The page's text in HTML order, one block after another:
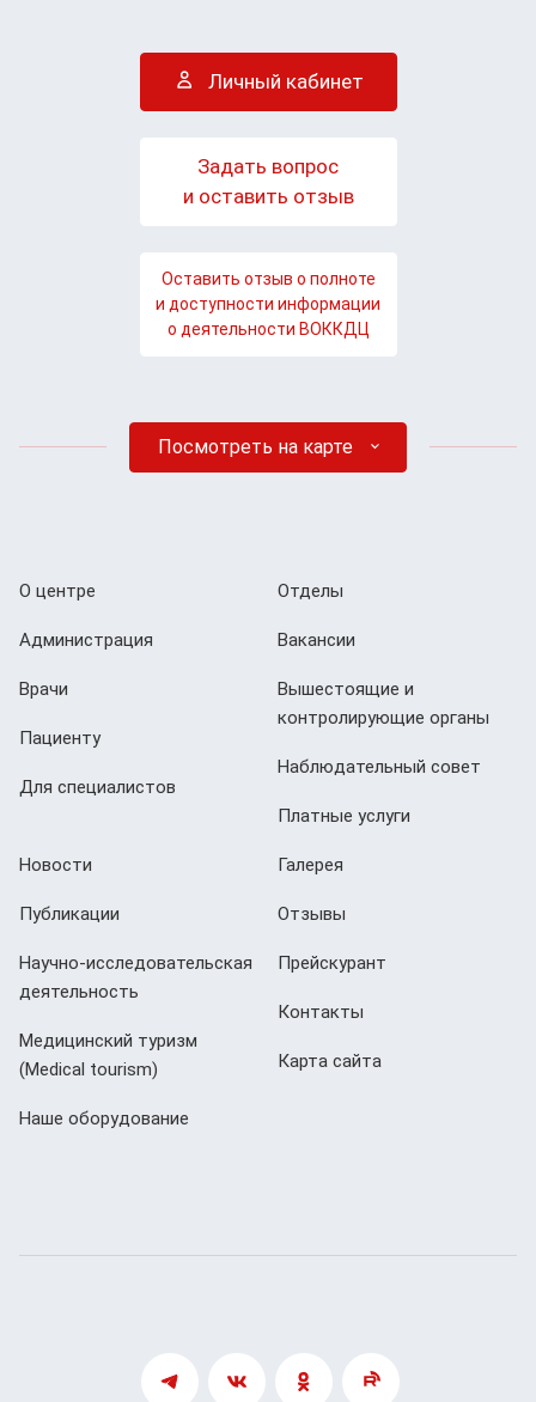
Личный кабинет
Задать вопрос
и оставить отзыв
Оставить отзыв о полноте
и доступности информации
о деятельности ВОККДЦ
Посмотреть на карте
О центре
Администрация
Врачи
Пациенту
Для специалистов
Отделы
Вакансии
Вышестоящие и
контролирующие органы
Наблюдательный совет
Платные услуги
Новости
Публикации
Научно-исследовательская
деятельность
Медицинский туризм
(Мedical tourism)
Наше оборудование
Галерея
Отзывы
Прейскурант
Контакты
Карта сайта